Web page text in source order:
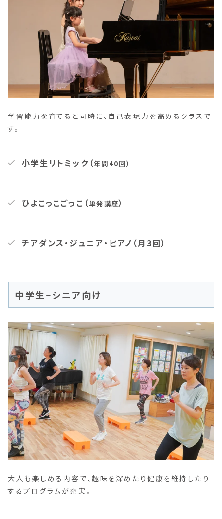
学習能力を育てると同時に、自己表現力を高めるクラスで
す。
小学生リトミック（年間40回）
ひよこっこごっこ（単発講座）
チアダンス・ジュニア・ピアノ（月3回）
中学生~シニア向け
大人も楽しめる内容で、趣味を深めたり健康を維持したり
するプログラムが充実。